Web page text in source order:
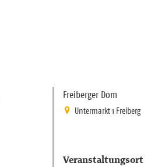
Freiberger Dom
Untermarkt 1 Freiberg
Veranstaltungsort